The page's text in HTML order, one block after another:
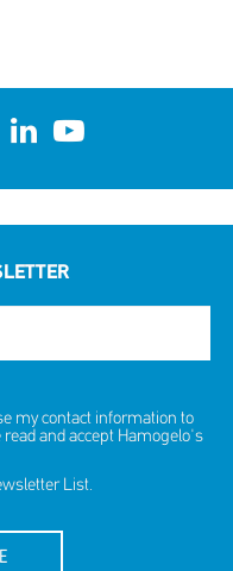
my contact information to
and accept Hamogelo's
List.